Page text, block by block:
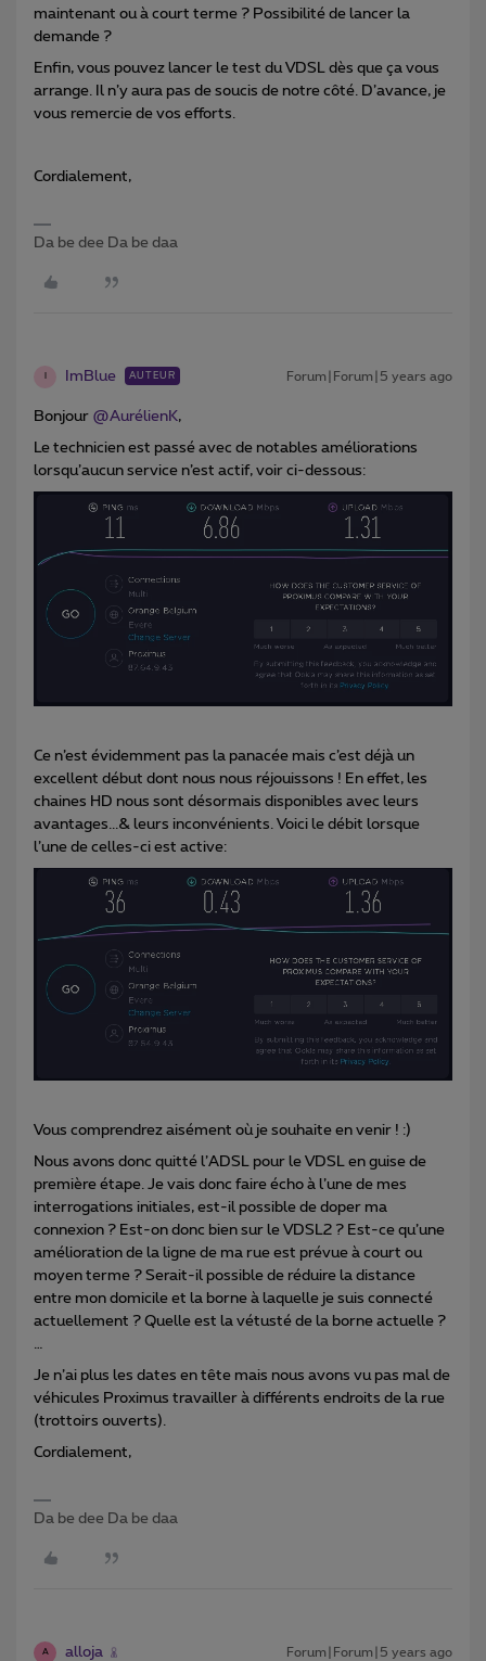
maintenant ou à court terme ? Possibilité de lancer la
demande ?
Enfin, vous pouvez lancer le test du VDSL dès que ça vous
arrange. Il n’y aura pas de soucis de notre côté. D’avance, je
vous remercie de vos efforts.
Cordialement,
Da be dee Da be daa
ImBlue AUTEUR Forum|Forum|5 years ago
Bonjour @AurélienK,
Le technicien est passé avec de notables améliorations
lorsqu’aucun service n’est actif, voir ci-dessous:
Ce n’est évidemment pas la panacée mais c’est déjà un
excellent début dont nous nous réjouissons ! En effet, les
chaines HD nous sont désormais disponibles avec leurs
avantages...& leurs inconvénients. Voici le débit lorsque
l’une de celles-ci est active:
Vous comprendrez aisément où je souhaite en venir ! :)
Nous avons donc quitté l’ADSL pour le VDSL en guise de
première étape. Je vais donc faire écho à l’une de mes
interrogations initiales, est-il possible de doper ma
connexion ? Est-on donc bien sur le VDSL2 ? Est-ce qu’une
amélioration de la ligne de ma rue est prévue à court ou
moyen terme ? Serait-il possible de réduire la distance
entre mon domicile et la borne à laquelle je suis connecté
actuellement ? Quelle est la vétusté de la borne actuelle ?
…
Je n’ai plus les dates en tête mais nous avons vu pas mal de
véhicules Proximus travailler à différents endroits de la rue
(trottoirs ouverts).
Cordialement,
Da be dee Da be daa
A alloja Forum|Forum|5 years ago